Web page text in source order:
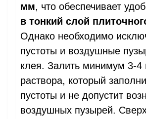
мм, что обеспечивает
в тонкий слой
Однако необходимо
пустоты и воздушные
клея. Залить минимум 3-4
раствора, который
пустоты и не допустит
воздушных пузырей.